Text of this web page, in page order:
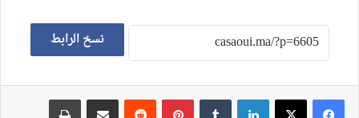
نسخ الرابط
لينكدإن بينتيريست